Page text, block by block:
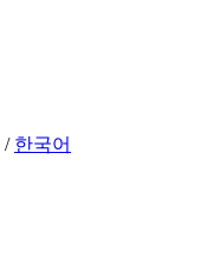
/ 한국어